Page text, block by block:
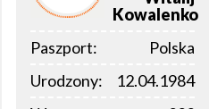
Kowalenko
Paszport:
Polska
Urodzony:
12.04.1984